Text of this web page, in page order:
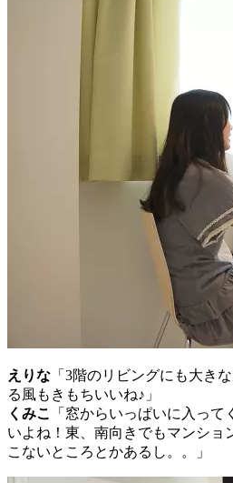
えりな 「3階のリビングにも大き
る風もきもちいいね♪」
くみこ
「窓からいっぱいに入っ
いよね！東、南向きでもマンショ
こないところとかあるし。。」